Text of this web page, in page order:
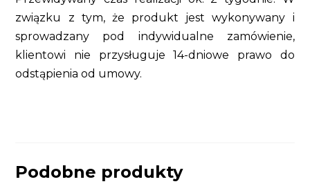
związku z tym, że produkt jest wykonywany i
sprowadzany pod indywidualne zamówienie,
klientowi nie przysługuje 14-dniowe prawo do
odstąpienia od umowy.
Podobne produkty